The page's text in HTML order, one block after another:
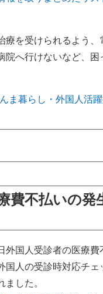
を受けられるよう、
院へ行けないなど、
ま暮らし・外国人活
費不払いの発
国人受診者の医療
人の受診時対応チ
した。